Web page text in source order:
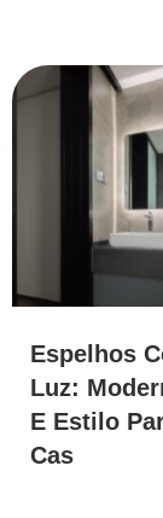
Espelhos
Luz:
E Estilo
Cas